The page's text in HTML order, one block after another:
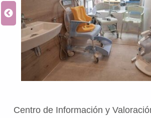
Centro de Información y